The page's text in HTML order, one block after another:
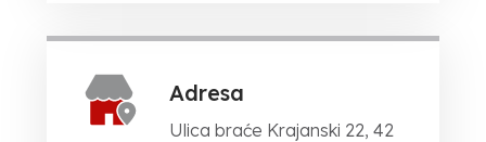
Adresa
Ulica braće Krajanski 22, 42